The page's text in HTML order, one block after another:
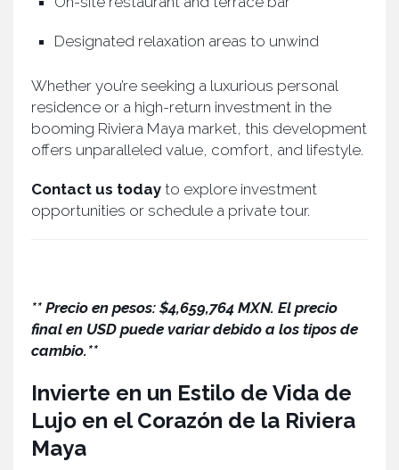
Designated relaxation areas to unwind
Whether you’re seeking a luxurious personal
residence or a high-return investment in the
booming Riviera Maya market, this development
offers unparalleled value, comfort, and lifestyle.
Contact us today to explore investment
opportunities or schedule a private tour.
** Precio en pesos: $4,659,764 MXN. El precio
final en USD puede variar debido a los tipos de
cambio.**
Invierte en un Estilo de Vida de
Lujo en el Corazón de la Riviera
Maya